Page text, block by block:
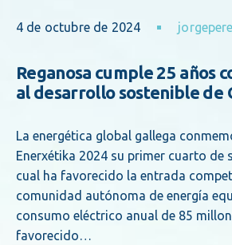
4 de octubre de 2024
Reganosa cumple 25 años
al desarrollo sostenible de
La energética global gallega
Enerxétika 2024 su primer cuarto de
cual ha favorecido la entrada
comunidad autónoma de energía
consumo eléctrico anual de 85
favorecido…